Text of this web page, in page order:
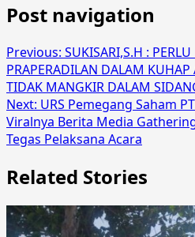
Post navigation
Previous: SUKISARI,S.H :
PRAPERADILAN DALAM
TIDAK MANGKIR DALAM
Next: URS Pemegang Saham
Viralnya Berita Media
Tegas Pelaksana Acara
Related Stories